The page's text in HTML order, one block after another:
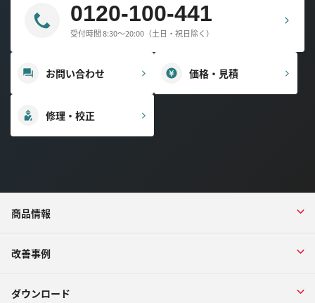
0120-100-441
受付時間 8:30～20:00（土日・祝日除く）
お問い合わせ 価格・見積
修理・校正
商品情報
改善事例
ダウンロード